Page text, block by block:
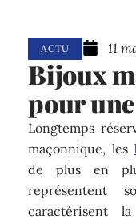
ACTU 11
Bijoux
pour
Longtemps
maçonnique, les
de plus en
représentent
caractérisent